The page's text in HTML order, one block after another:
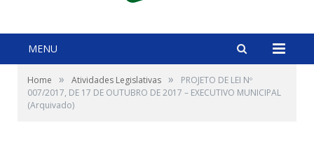
MENU
Home » Atividades Legislativas »
PROJETO DE LEI Nº
007/2017, DE 17 DE OUTUBRO DE 2017 – EXECUTIVO MUNICIPAL
(Arquivado)